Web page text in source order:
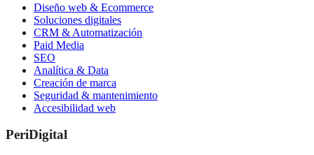
Diseño web & Ecommerce
Soluciones digitales
CRM & Automatización
Paid Media
SEO
Analítica & Data
Creación de marca
Seguridad & mantenimiento
Accesibilidad web
PeriDigital